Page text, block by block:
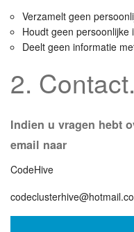
Verzamelt geen
Houdt geen persoonlijke
Deelt geen informatie
2. Contact.
Indien u vragen hebt
email naar
CodeHive